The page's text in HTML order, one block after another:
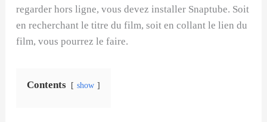
regarder hors ligne, vous devez installer Snaptube. Soit
en recherchant le titre du film, soit en collant le lien du
film, vous pourrez le faire.
Contents show